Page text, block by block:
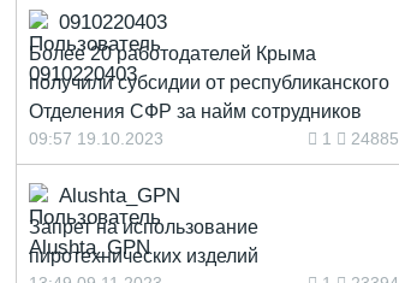
0910220403
Более 20 работодателей Крыма
получили субсидии от республиканского
Отделения СФР за найм сотрудников
09:57 19.10.2023 1 24885
Alushta_GPN
Запрет на использование
пиротехнических изделий